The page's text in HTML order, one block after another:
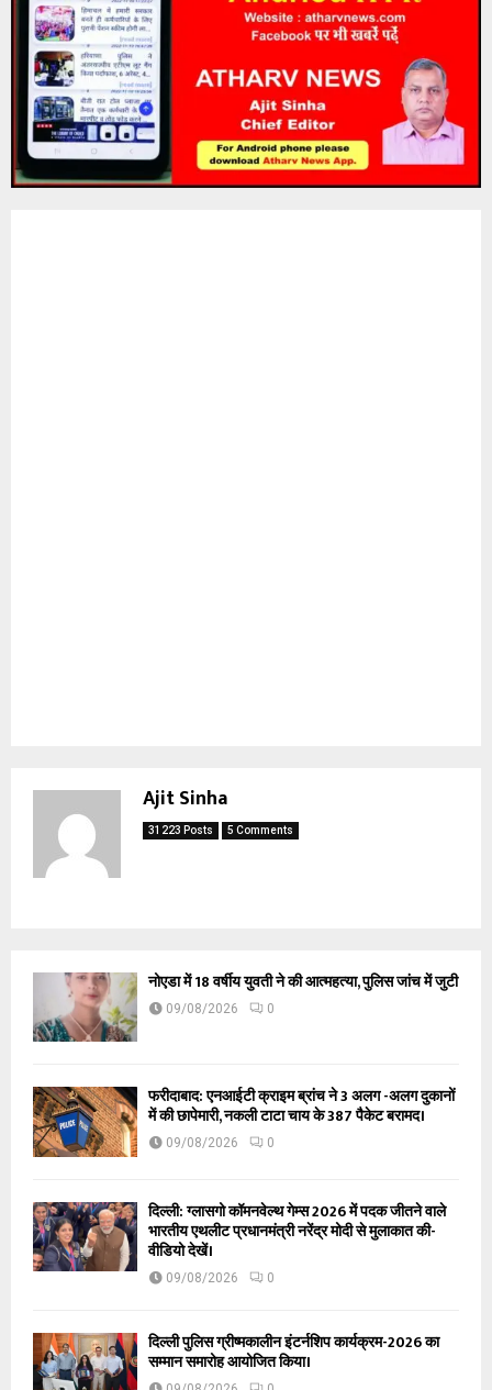
Ajit Sinha
31223 Posts 5 Comments
नोएडा में 18 वर्षीय युवती ने की आत्महत्या, पुलिस जांच में जुटी
09/08/2026 0
फरीदाबाद: एनआईटी क्राइम ब्रांच ने 3 अलग -अलग दुकानों
में की छापेमारी, नकली टाटा चाय के 387 पैकेट बरामद।
09/08/2026 0
दिल्ली: ग्लासगो कॉमनवेल्थ गेम्स 2026 में पदक जीतने वाले
भारतीय एथलीट प्रधानमंत्री नरेंद्र मोदी से मुलाकात की-
वीडियो देखें।
09/08/2026 0
दिल्ली पुलिस ग्रीष्मकालीन इंटर्नशिप कार्यक्रम-2026 का
सम्मान समारोह आयोजित किया।